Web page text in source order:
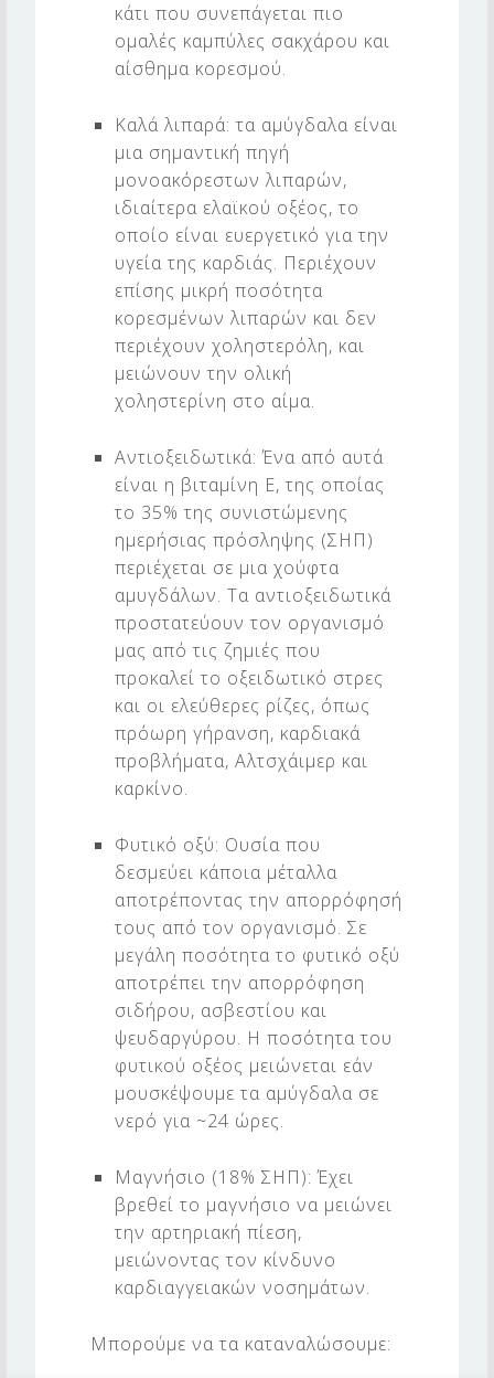
κάτι που συνεπάγεται πιο
ομαλές καμπύλες σακχάρου και
αίσθημα κορεσμού.
Καλά λιπαρά: τα αμύγδαλα είναι
μια σημαντική πηγή
μονοακόρεστων λιπαρών,
ιδιαίτερα ελαϊκού οξέος, το
οποίο είναι ευεργετικό για την
υγεία της καρδιάς. Περιέχουν
επίσης μικρή ποσότητα
κορεσμένων λιπαρών και δεν
περιέχουν χοληστερόλη, και
μειώνουν την ολική
χοληστερίνη στο αίμα.
Αντιοξειδωτικά: Ένα από αυτά
είναι η βιταμίνη E, της οποίας
το 35% της συνιστώμενης
ημερήσιας πρόσληψης (ΣΗΠ)
περιέχεται σε μια χούφτα
αμυγδάλων. Τα αντιοξειδωτικά
προστατεύουν τον οργανισμό
μας από τις ζημιές που
προκαλεί το οξειδωτικό στρες
και οι ελεύθερες ρίζες, όπως
πρόωρη γήρανση, καρδιακά
προβλήματα, Αλτσχάιμερ και
καρκίνο.
Φυτικό οξύ: Ουσία που
δεσμεύει κάποια μέταλλα
αποτρέποντας την απορρόφησή
τους από τον οργανισμό. Σε
μεγάλη ποσότητα το φυτικό οξύ
αποτρέπει την απορρόφηση
σιδήρου, ασβεστίου και
ψευδαργύρου. Η ποσότητα του
φυτικού οξέος μειώνεται εάν
μουσκέψουμε τα αμύγδαλα σε
νερό για ~24 ώρες.
Μαγνήσιο (18% ΣΗΠ): Έχει
βρεθεί το μαγνήσιο να μειώνει
την αρτηριακή πίεση,
μειώνοντας τον κίνδυνο
καρδιαγγειακών νοσημάτων.
Μπορούμε να τα καταναλώσουμε: